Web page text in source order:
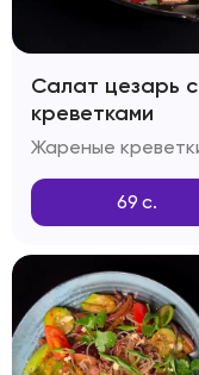
Салат цезарь с
креветками
69 с.